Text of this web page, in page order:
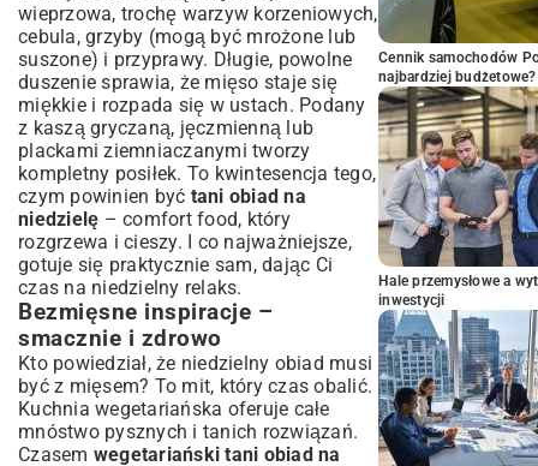
wieprzowa, trochę warzyw korzeniowych,
cebula, grzyby (mogą być mrożone lub
suszone) i przyprawy. Długie, powolne
duszenie sprawia, że mięso staje się
miękkie i rozpada się w ustach. Podany
z kaszą gryczaną, jęczmienną lub
plackami ziemniaczanymi tworzy
kompletny posiłek. To kwintesencja tego,
czym powinien być tani obiad na
niedzielę – comfort food, który
rozgrzewa i cieszy. I co najważniejsze,
gotuje się praktycznie sam, dając Ci
czas na niedzielny relaks.
Bezmięsne inspiracje –
smacznie i zdrowo
Kto powiedział, że niedzielny obiad musi
być z mięsem? To mit, który czas obalić.
Kuchnia wegetariańska oferuje całe
mnóstwo pysznych i tanich rozwiązań.
Czasem wegetariański tani obiad na
Cennik samochodów
najbardziej budżetowe?
Hale przemysłowe a
inwestycji